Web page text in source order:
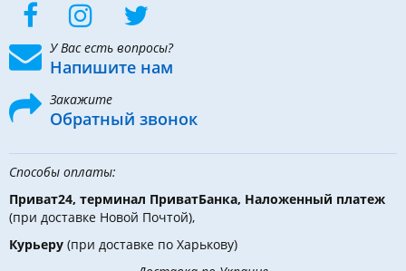
У Вас есть вопросы?
Напишите нам
Закажите
Обратный звонок
Способы оплаты:
Приват24, терминал ПриватБанка, Наложенный платеж
(при доставке Новой Почтой),
Курьеру (при доставке по Харькову)